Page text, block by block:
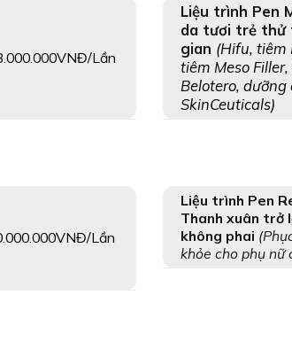
Lần
Liệu trình Pen
da tươi trẻ thử
gian (Hifu, tiêm
tiêm Meso
Belotero, dưỡng
SkinCeuticals)
Lần
Liệu trình Pen
Thanh xuân trở
không phai
khỏe cho phụ nữ